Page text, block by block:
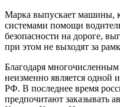
Марка выпускает машины,
системами помощи
безопасности на дороге,
при этом не выходят за
Благодаря
неизменно является одной
РФ. В последнее время
предпочитают заказывать